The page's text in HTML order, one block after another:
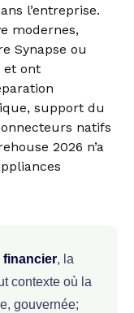
l’entreprise.
modernes,
Synapse ou
et ont
support du
natifs
2026 n’a
financier, la
contexte où la
gouvernée;